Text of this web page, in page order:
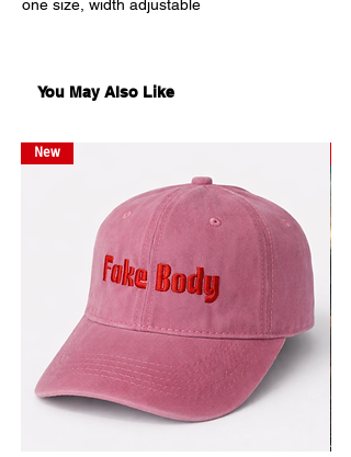
one size, width adjustable
რეგულირებადი
You May Also Like
New